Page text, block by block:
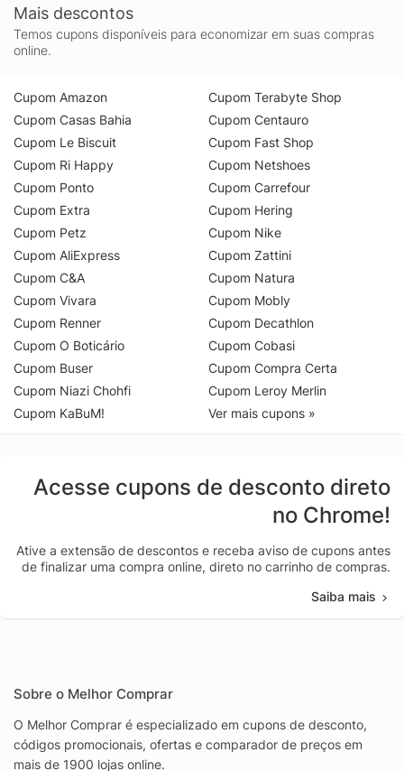
Mais descontos
Temos cupons disponíveis para economizar em suas compras
online.
Cupom Amazon
Cupom Casas Bahia
Cupom Le Biscuit
Cupom Ri Happy
Cupom Ponto
Cupom Extra
Cupom Petz
Cupom AliExpress
Cupom C&A
Cupom Vivara
Cupom Renner
Cupom O Boticário
Cupom Buser
Cupom Niazi Chohfi
Cupom KaBuM!
Cupom Terabyte Shop
Cupom Centauro
Cupom Fast Shop
Cupom Netshoes
Cupom Carrefour
Cupom Hering
Cupom Nike
Cupom Zattini
Cupom Natura
Cupom Mobly
Cupom Decathlon
Cupom Cobasi
Cupom Compra Certa
Cupom Leroy Merlin
Ver mais cupons »
Acesse cupons de desconto direto
no Chrome!
Ative a extensão de descontos e receba aviso de cupons antes
de finalizar uma compra online, direto no carrinho de compras.
Saiba mais
Sobre o Melhor Comprar
O Melhor Comprar é especializado em cupons de desconto,
códigos promocionais, ofertas e comparador de preços em
mais de 1900 lojas online.